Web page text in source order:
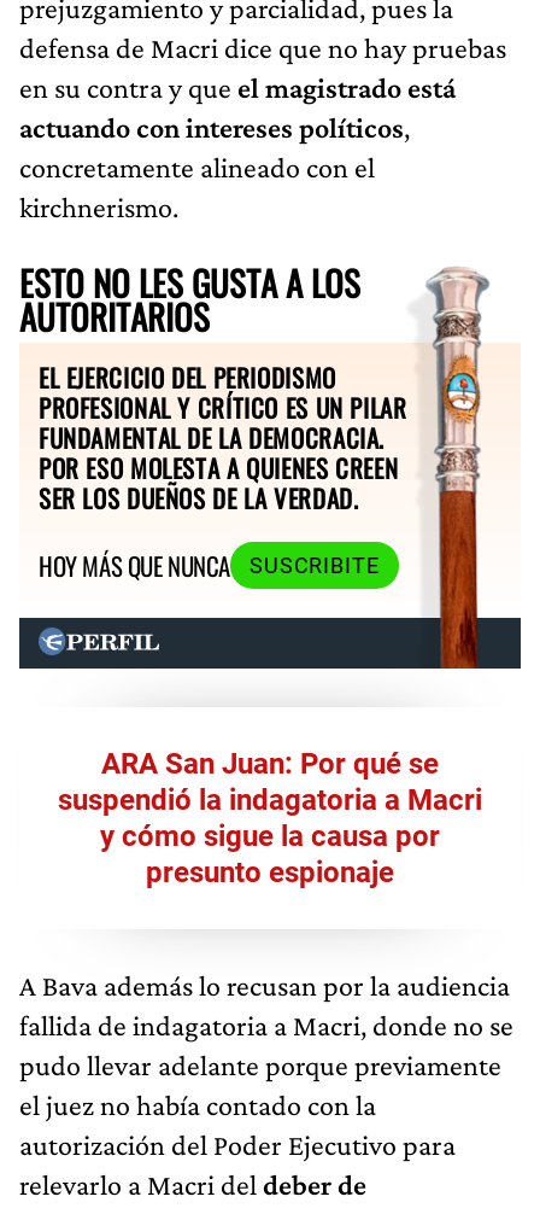
prejuzgamiento y parcialidad, pues la
defensa de Macri dice que no hay pruebas
en su contra y que el magistrado está
actuando con intereses políticos,
concretamente alineado con el
kirchnerismo.
ESTO NO LES GUSTA A LOS
AUTORITARIOS
EL EJERCICIO DEL PERIODISMO
PROFESIONAL Y CRÍTICO ES UN PILAR
FUNDAMENTAL DE LA DEMOCRACIA.
POR ESO MOLESTA A QUIENES CREEN
SER LOS DUEÑOS DE LA VERDAD.
HOY MÁS QUE NUNCA
SUSCRIBITE
ARA San Juan: Por qué se
suspendió la indagatoria a Macri
y cómo sigue la causa por
presunto espionaje
A Bava además lo recusan por la audiencia
fallida de indagatoria a Macri, donde no se
pudo llevar adelante porque previamente
el juez no había contado con la
autorización del Poder Ejecutivo para
relevarlo a Macri del deber de